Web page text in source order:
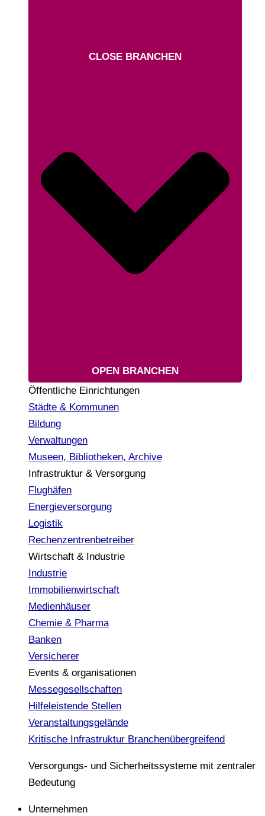
CLOSE BRANCHEN
OPEN BRANCHEN
Öffentliche Einrichtungen
Städte & Kommunen
Bildung
Verwaltungen
Museen, Bibliotheken, Archive
Infrastruktur & Versorgung
Flughäfen
Energieversorgung
Logistik
Rechenzentrenbetreiber
Wirtschaft & Industrie
Industrie
Immobilienwirtschaft
Medienhäuser
Chemie & Pharma
Banken
Versicherer
Events & organisationen
Messegesellschaften
Hilfeleistende Stellen
Veranstaltungsgelände
Kritische Infrastruktur Branchenübergreifend
Versorgungs- und Sicherheitssysteme mit zentraler
Bedeutung
Unternehmen